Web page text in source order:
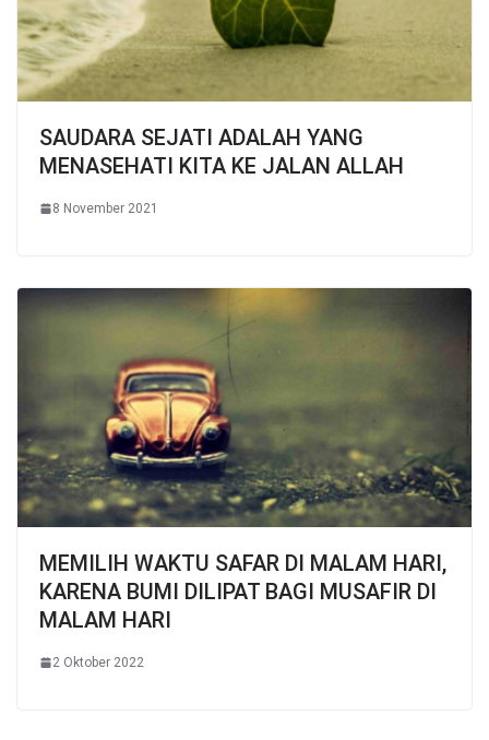
SAUDARA SEJATI ADALAH YANG
MENASEHATI KITA KE JALAN ALLAH
8 November 2021
MEMILIH WAKTU SAFAR DI MALAM HARI,
KARENA BUMI DILIPAT BAGI MUSAFIR DI
MALAM HARI
2 Oktober 2022